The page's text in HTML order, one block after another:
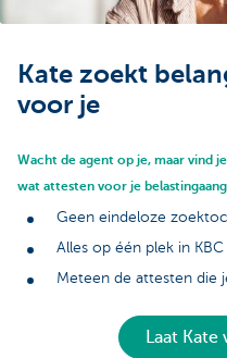
Kate zoekt
voor je
Wacht de agent op je, maar vind
wat attesten voor je
Geen eindeloze
Alles op één plek in
Meteen de attesten die
Laat